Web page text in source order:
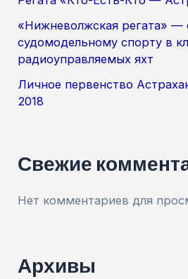
«Нижневолжская регата» —
судомодельному спорту в
радиоуправляемых яхт
Личное первенство
2018
Свежие
Нет комментариев для
Архивы